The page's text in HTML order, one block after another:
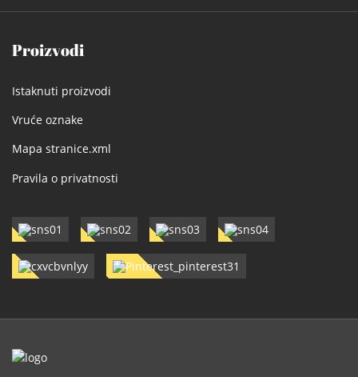
Proizvodi
Istaknuti proizvodi
Vruće oznake
Mapa stranice.xml
Pravila o privatnosti